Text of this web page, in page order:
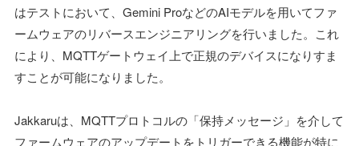
はテストにおいて、Gemini ProなどのAIモデルを用いてファ
ームウェアのリバースエンジニアリングを行いました。これ
により、MQTTゲートウェイ上で正規のデバイスになりすま
すことが可能になりました。
Jakkaruは、MQTTプロトコルの「保持メッセージ」を介して
ファームウェアのアップデートをトリガーできる機能が特に